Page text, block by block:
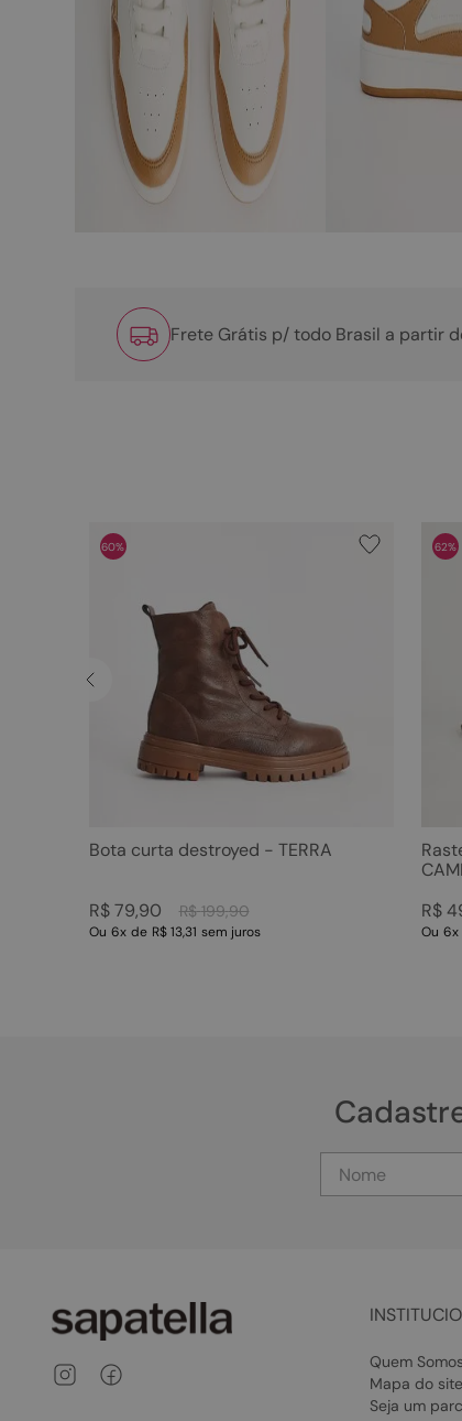
Frete Grátis p/ todo Brasil a partir
60%
Bota curta destroyed - TERRA
R$ 199,90
R$ 79,90
Ou 6x de R$ 13,31 sem juros
62%
R$
Ou 6x
Quem Somos
Mapa do site
Seja um